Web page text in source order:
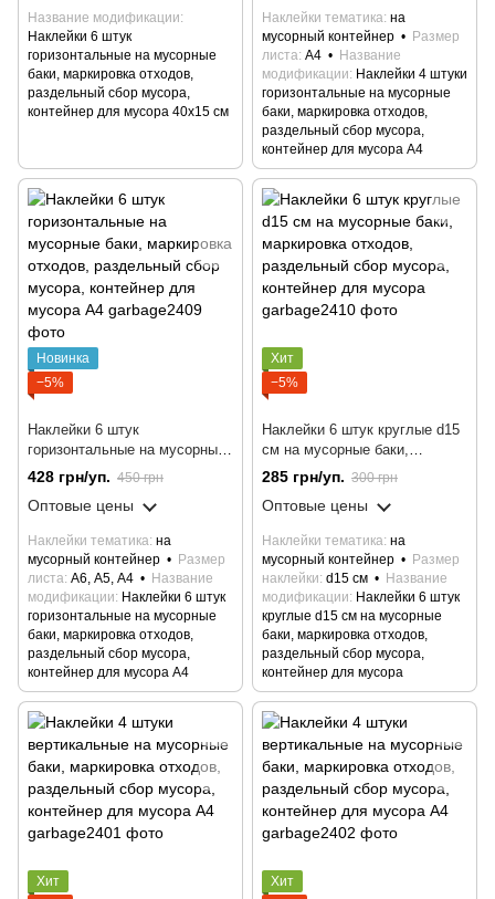
Название модификации
Наклейки 6 штук
горизонтальные на мусорные
баки, маркировка отходов,
раздельный сбор мусора,
контейнер для мусора 40х15 см
Наклейки тематика на
мусорный контейнер
Размер
листа А4
Название
модификации
Наклейки 4 штуки
горизонтальные на мусорные
баки, маркировка отходов,
раздельный сбор мусора,
контейнер для мусора А4
Новинка
−5%
Наклейки 6 штук
горизонтальные на мусорные
баки, маркировка отходов,
раздельный сбор мусора,
контейнер для мусора А4
428 грн/уп. 450 грн
Оптовые цены
Наклейки тематика на
мусорный контейнер
Размер
листа А6, А5, А4
Название
модификации
Наклейки 6 штук
горизонтальные на мусорные
баки, маркировка отходов,
раздельный сбор мусора,
контейнер для мусора А4
Хит
−5%
Наклейки 6 штук круглые d15
cм на мусорные баки,
маркировка отходов,
раздельный сбор мусора,
контейнер для мусора
285 грн/уп. 300 грн
Оптовые цены
Наклейки тематика на
мусорный контейнер
Размер
наклейки d15 см
Название
модификации
Наклейки 6 штук
круглые d15 cм на мусорные
баки, маркировка отходов,
раздельный сбор мусора,
контейнер для мусора
Хит
Хит